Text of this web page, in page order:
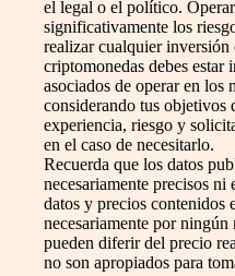
el legal o el político.
significativamente los
realizar cualquier
criptomonedas debes estar
asociados de operar en los
considerando tus objetivos
experiencia, riesgo y
en el caso de necesitarlo.
Recuerda que los datos
necesariamente precisos
datos y precios contenidos
necesariamente por
pueden diferir del precio
no son apropiados para